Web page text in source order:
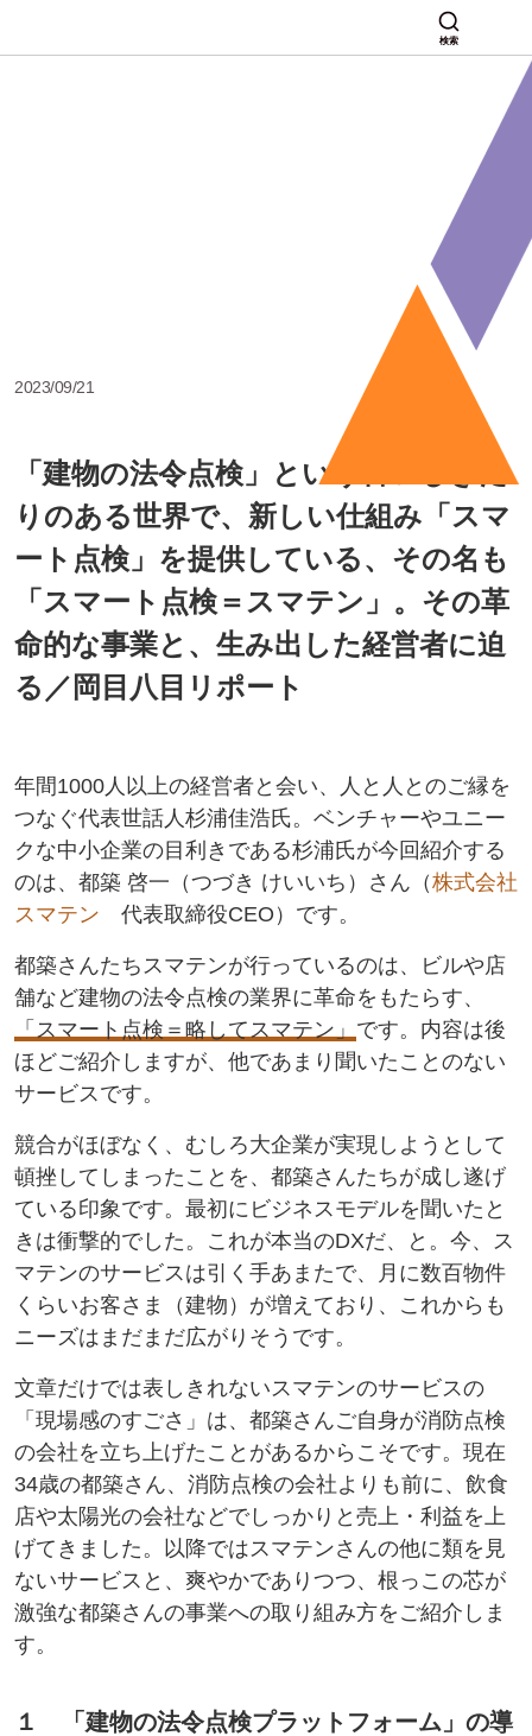
検索
2023/09/21
「建物の法令点検」という古いしきた
りのある世界で、新しい仕組み「スマ
ート点検」を提供している、その名も
「スマート点検＝スマテン」。その革
命的な事業と、生み出した経営者に迫
る／岡目八目リポート
年間1000人以上の経営者と会い、人と人とのご縁を
つなぐ代表世話人杉浦佳浩氏。ベンチャーやユニー
クな中小企業の目利きである杉浦氏が今回紹介する
のは、都築 啓一（つづき けいいち）さん（株式会社
スマテン 代表取締役CEO）です。
都築さんたちスマテンが行っているのは、ビルや店
舗など建物の法令点検の業界に革命をもたらす、
「スマート点検＝略してスマテン」 です。内容は後
ほどご紹介しますが、他であまり聞いたことのない
サービスです。
競合がほぼなく、むしろ大企業が実現しようとして
頓挫してしまったことを、都築さんたちが成し遂げ
ている印象です。最初にビジネスモデルを聞いたと
きは衝撃的でした。これが本当のDXだ、と。今、ス
マテンのサービスは引く手あまたで、月に数百物件
くらいお客さま（建物）が増えており、これからも
ニーズはまだまだ広がりそうです。
文章だけでは表しきれないスマテンのサービスの
「現場感のすごさ」は、都築さんご自身が消防点検
の会社を立ち上げたことがあるからこそです。現在
34歳の都築さん、消防点検の会社よりも前に、飲食
店や太陽光の会社などでしっかりと売上・利益を上
げてきました。以降ではスマテンさんの他に類を見
ないサービスと、爽やかでありつつ、根っこの芯が
激強な都築さんの事業への取り組み方をご紹介しま
す。
１ 「建物の法令点検プラットフォーム」の導